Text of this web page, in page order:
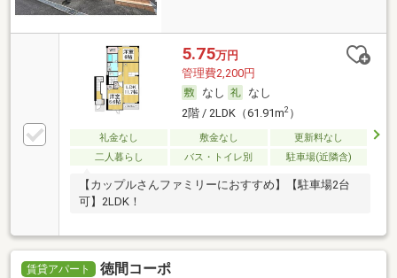
5.75万円
管理費2,200円
なし
なし
2階 / 2LDK（61.91m2）
礼金なし 敷金なし
更新料なし
二人暮らし
バス・トイレ別 駐車場(近隣含)
【カップルさんファミリーにおすすめ】【駐車場2台
可】2LDK！
賃貸アパート 徳間コーポ